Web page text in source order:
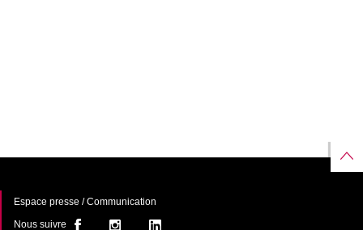
Espace presse / Communication
Nous suivre